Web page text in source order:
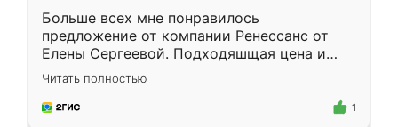
Больше всех мне понравилось
предложение от компании Ренессанс от
Елены Сергеевой. Подходяшщая цена и
короткие сроки изготовления. Приехавший
для замера сотрудник Владислав
предложил по моему эскизу самый
Читать полностью
1